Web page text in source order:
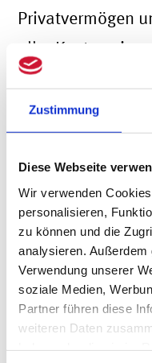
Zustimmung
Diese Webseite
Wir verwenden
personalisieren,
zu können und die
analysieren.
Verwendung unserer
soziale Medien,
Partner führen diese
weiteren Daten
Privatvermögen
aller Kosten
Euro. Die
zwei Millionen
kann Person X
von 40.000 Euro
machen (2 %).
100.000 Euro pro
übrigen
60.000 Euro pro
Steuerbelastung